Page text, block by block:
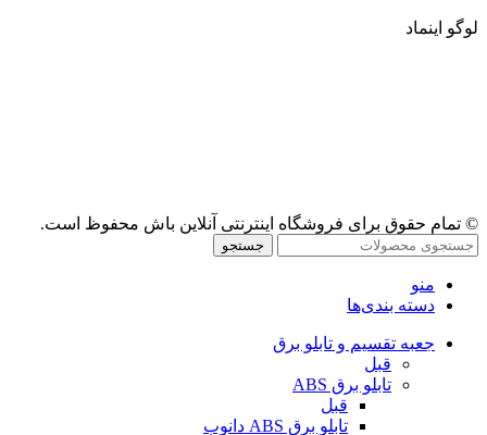
لوگو اینماد
© تمام حقوق برای فروشگاه اینترنتی آنلاین باش محفوظ است.
جستجو
منو
دسته بندی‌ها
جعبه تقسیم و تابلو برق
قبل
تابلو برق ABS
قبل
تابلو برق ABS دانوب